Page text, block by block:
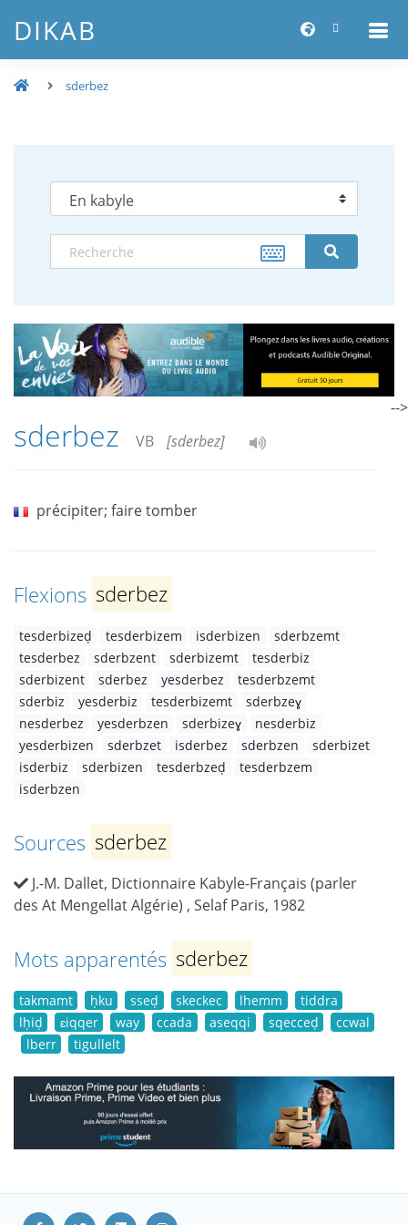
DIKAB
sderbez
sderbez VB [sderbez]
précipiter; faire tomber
Flexions sderbez
tesderbizeḍ tesderbizem isderbizen
sderbzemt
tesderbez
sderbzent sderbizemt
tesderbiz
sderbizent
sderbez yesderbez
tesderbzemt
sderbiz
yesderbiz tesderbizemt
sderbzeɣ
nesderbez
yesderbzen sderbizeɣ
nesderbiz
yesderbizen
sderbzet isderbez sderbzen
sderbizet
isderbiz
sderbizen tesderbzeḍ
tesderbzem
isderbzen
Sources sderbez
J.-M. Dallet, Dictionnaire Kabyle-Français (parler
des At Mengellat Algérie) , Selaf Paris, 1982
Mots apparentés sderbez
takmamt ḥku sseḍ skeckec lhemm
tiddra
lḥiḍ
ɛiqqer way ccada aseqqi sqecceḍ
ccwal
lberr
tigullelt
-->